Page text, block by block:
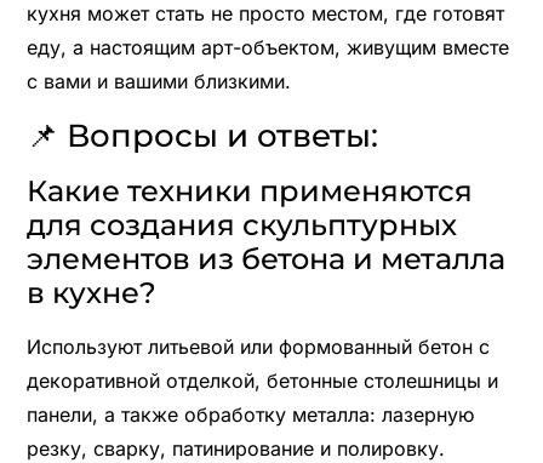
кухня может стать не просто местом, где готовят
еду, а настоящим арт-объектом, живущим вместе
с вами и вашими близкими.
📌 Вопросы и ответы:
Какие техники применяются
для создания скульптурных
элементов из бетона и металла
в кухне?
Используют литьевой или формованный бетон с
декоративной отделкой, бетонные столешницы и
панели, а также обработку металла: лазерную
резку, сварку, патинирование и полировку.